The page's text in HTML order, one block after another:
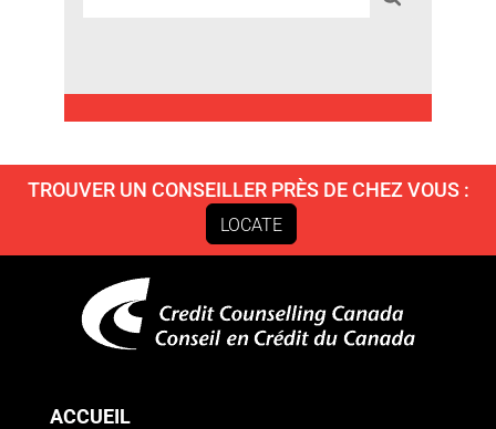
TROUVER UN CONSEILLER PRÈS DE CHEZ VOUS :
LOCATE
ACCUEIL